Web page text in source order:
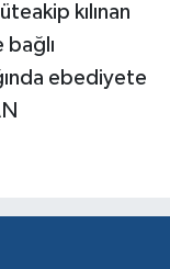
kılınan
bağlı
ebediyete